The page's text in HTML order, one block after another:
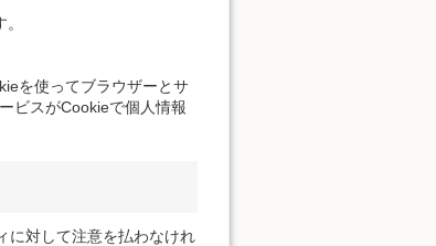
を使ってブラウザーとサ
ビスがCookieで個人情報
に対して注意を払わなけれ